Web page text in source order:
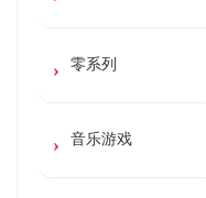
零系列
音乐游戏